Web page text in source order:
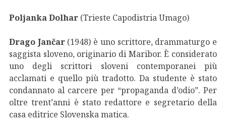
Poljanka Dolhar (Trieste Capodistria Umago)
Drago Jančar(1948) è uno scrittore, drammaturgo e
saggista sloveno, originario di Maribor. È considerato
uno degli scrittori sloveni contemporanei più
acclamati e quello più tradotto. Da studente è stato
condannato al carcere per “propaganda d’odio”. Per
oltre trent’anni è stato redattore e segretario della
casa editrice Slovenska matica.